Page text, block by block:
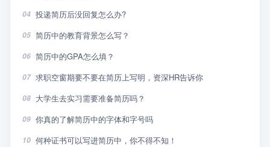
04 投递简历后没回复怎么办?
05 简历中的教育背景怎么写？
06 简历中的GPA怎么填？
07 求职空窗期要不要在简历上写明，资深HR告诉你
08 大学生去实习需要准备简历吗？
09 你真的了解简历中的字体和字号吗
10 何种证书可以写进简历中，你不得不知！